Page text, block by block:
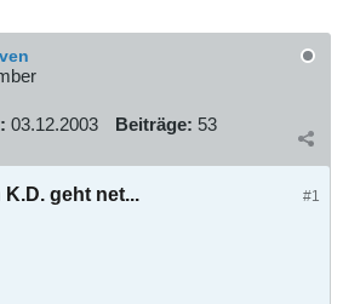
03.12.2003 Beiträge: 53
#1
geht net...